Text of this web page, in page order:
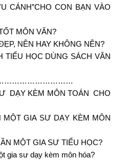
CÁNH”CHO CON BẠN VÀO
MÔN VĂN?
NÊN HAY KHÔNG NÊN?
TIỂU HỌC DÙNG SÁCH VĂN
DẠY KÈM MÔN TOÁN CHO
MỘT GIA SƯ DẠY KÈM MÔN
MỘT GIA SƯ TIỂU HỌC?
gia sư dạy kèm môn hóa?